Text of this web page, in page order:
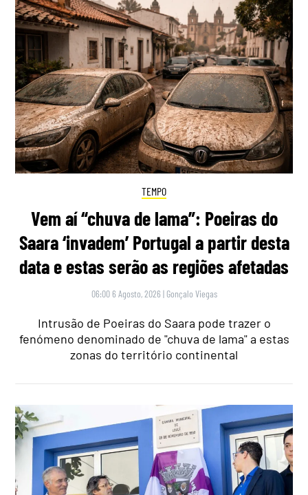
TEMPO
Vem aí “chuva de lama”: Poeiras do
Saara ‘invadem’ Portugal a partir desta
data e estas serão as regiões afetadas
06:00 6 Agosto, 2026 | Gonçalo Viegas
Intrusão de Poeiras do Saara pode trazer o
fenómeno denominado de "chuva de lama" a estas
zonas do território continental